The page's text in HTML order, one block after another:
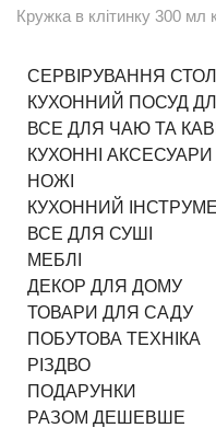
Кружка в клітинку 300 мл
СЕРВІРУВАННЯ
КУХОННИЙ ПОСУД
ВСЕ ДЛЯ ЧАЮ ТА
КУХОННІ АКСЕСУАРИ
НОЖІ
КУХОННИЙ
ВСЕ ДЛЯ СУШІ
МЕБЛІ
ДЕКОР ДЛЯ ДОМУ
ТОВАРИ ДЛЯ САДУ
ПОБУТОВА ТЕХНІКА
РІЗДВО
ПОДАРУНКИ
РАЗОМ ДЕШЕВШЕ